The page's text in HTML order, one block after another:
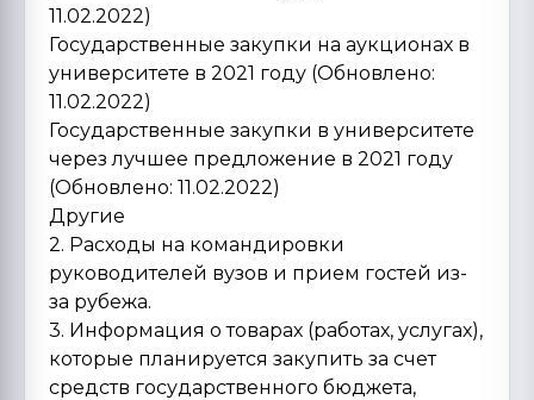
11.02.2022)
Государственные закупки на аукционах в
университете в 2021 году (Обновлено:
11.02.2022)
Государственные закупки в университете
через лучшее предложение в 2021 году
(Обновлено: 11.02.2022)
Другие
2. Расходы на командировки
руководителей вузов и прием гостей из-
за рубежа.
3. Информация о товарах (работах, услугах),
которые планируется закупить за счет
средств государственного бюджета,